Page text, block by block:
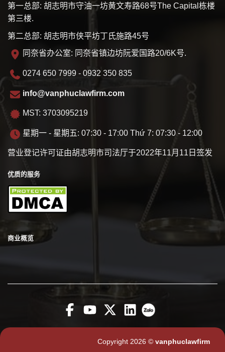
第一总部: 胡志明市守油一坊黄文寿路68号The Capital栋楼
第三楼.
第二总部: 胡志明市侠平坊丁氏施路45号
同奈省办公室: 同奈省镇边坊阮爱国路20/6K号.
0274 650 7999 - 0932 350 835
info@vanphuclawfirm.com
MST: 3703095219
星期一 - 星期五: 07:30 - 17:00 Thứ 7: 07:30 - 12:00
营业登记许可证由胡志明市司法厅于2022年11月11日签发
优质的服务
商业概览
Copyright 2026 © vanphuclawfirm